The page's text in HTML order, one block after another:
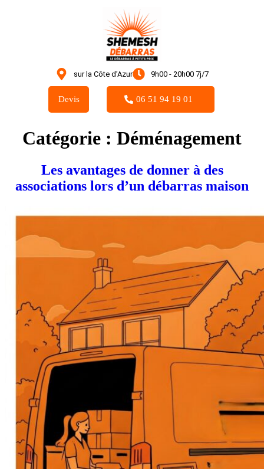
sur la Côte d’Azur 9h00 - 20h00 7j/7
Devis 06 51 94 19 01
Catégorie : Déménagement
Les avantages de donner à des
associations lors d’un débarras maison